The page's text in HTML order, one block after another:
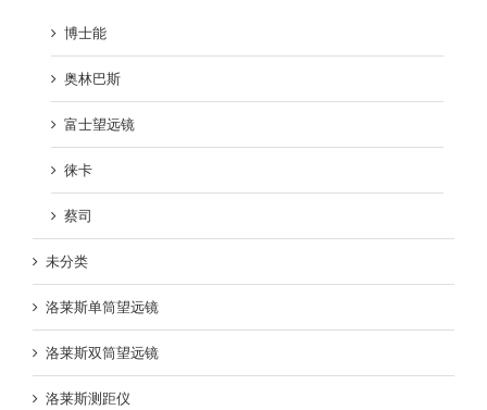
博士能
奥林巴斯
富士望远镜
徕卡
蔡司
未分类
洛莱斯单筒望远镜
洛莱斯双筒望远镜
洛莱斯测距仪